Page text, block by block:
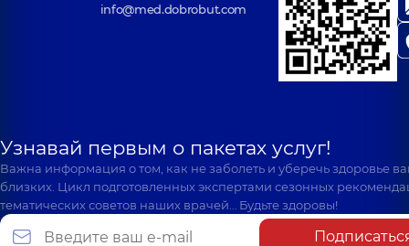
info@med.dobrobut.com
Узнавай первым о пакетах услуг!
Важна информация о том, как не заболеть и уберечь здоровье
близких. Цикл подготовленных экспертами сезонных
тематических советов наших врачей… Будьте здоровы!